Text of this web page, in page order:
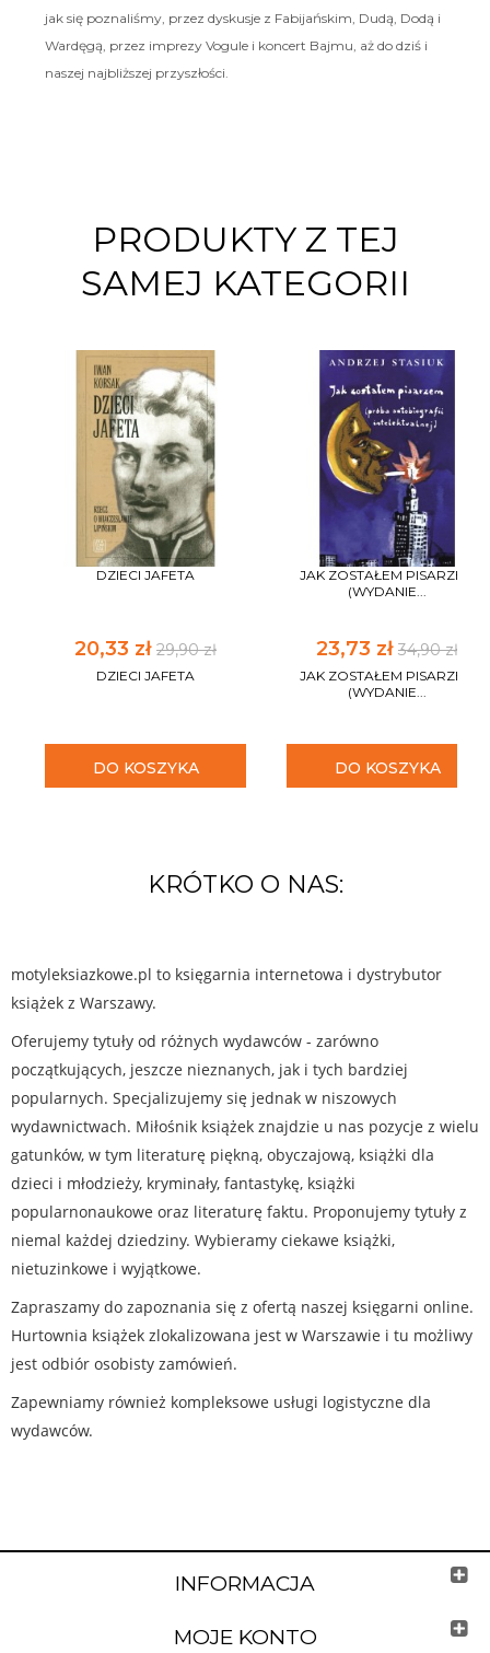
jak się poznaliśmy, przez dyskusje z Fabijańskim, Dudą, Dodą i
Wardęgą, przez imprezy Vogule i koncert Bajmu, aż do dziś i
naszej najbliższej przyszłości.
PRODUKTY Z TEJ
SAMEJ KATEGORII
DZIECI JAFETA
20,33 zł 29,90 zł
DZIECI JAFETA
DO KOSZYKA
JAK ZOSTAŁEM PISARZEM
(WYDANIE...
23,73 zł 34,90 zł
JAK ZOSTAŁEM PISARZEM
(WYDANIE...
DO KOSZYKA
KRÓTKO O NAS:
motyleksiazkowe.pl to księgarnia internetowa i dystrybutor
książek z Warszawy.
Oferujemy tytuły od różnych wydawców - zarówno
początkujących, jeszcze nieznanych, jak i tych bardziej
popularnych. Specjalizujemy się jednak w niszowych
wydawnictwach. Miłośnik książek znajdzie u nas pozycje z wielu
gatunków, w tym literaturę piękną, obyczajową, książki dla
dzieci i młodzieży, kryminały, fantastykę, książki
popularnonaukowe oraz literaturę faktu. Proponujemy tytuły z
niemal każdej dziedziny. Wybieramy ciekawe książki,
nietuzinkowe i wyjątkowe.
Zapraszamy do zapoznania się z ofertą naszej księgarni online.
Hurtownia książek zlokalizowana jest w Warszawie i tu możliwy
jest odbiór osobisty zamówień.
Zapewniamy również kompleksowe usługi logistyczne dla
wydawców.
INFORMACJA
MOJE KONTO